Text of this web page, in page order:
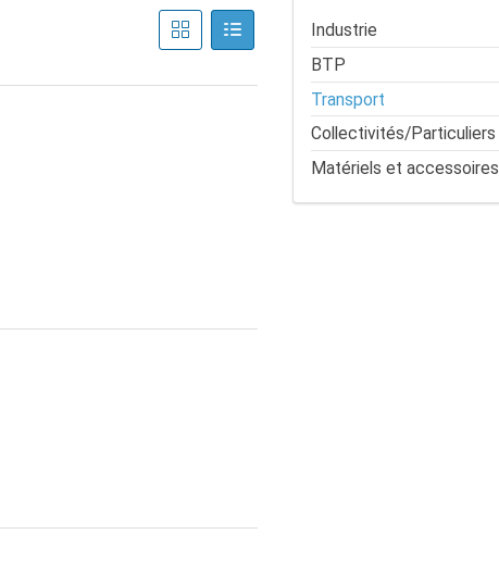
Industrie
BTP
Transport
Collectivités/Particuliers
Matériels et accessoires